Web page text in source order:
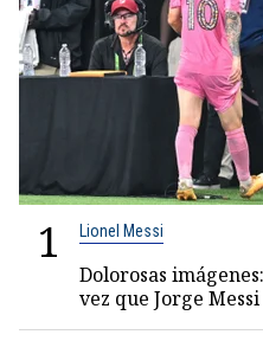
1 Lionel Messi
Dolorosas
vez que Jorge